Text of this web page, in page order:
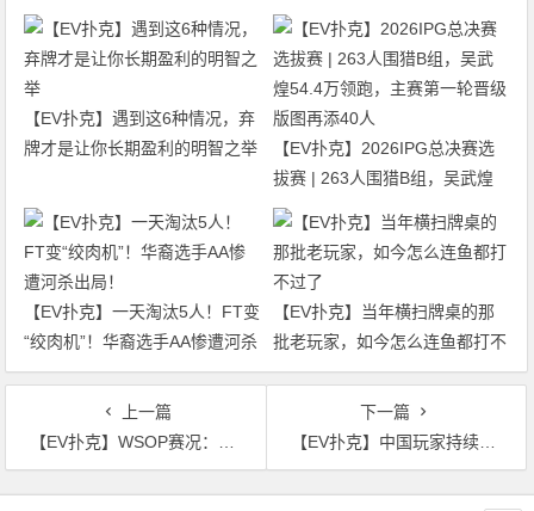
【EV扑克】遇到这6种情况，弃
牌才是让你长期盈利的明智之举
【EV扑克】2026IPG总决赛选
拔赛 | 263人围猎B组，吴武煌
54.4万领跑，主赛第一轮晋级版
【EV扑克】一天淘汰5人！FT变
“绞肉机”！华裔选手AA惨遭河杀
出局！
【EV扑克】当年横扫牌桌的那
批老玩家，如今怎么连鱼都打不
过了
上一篇
【EV扑克】WSOP赛况：复旦学霸”茅人及”夺国人首冠！APL亚洲区赛事15日登场
下一篇
【EV扑克】中国玩家持续发力，丁彪获WSOP 10万豪客赛第六奖金46万刀，任林第八！
文